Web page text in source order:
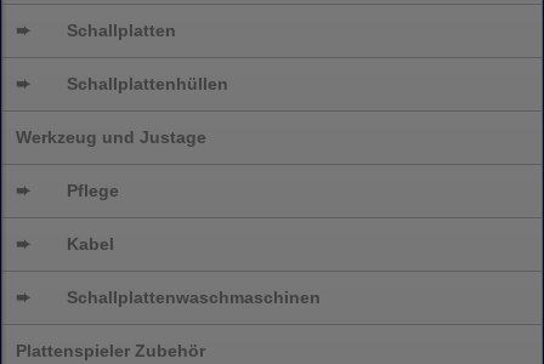
➨ Schallplatten
➨ Schallplattenhüllen
Werkzeug und Justage
➨ Pflege
➨ Kabel
➨ Schallplattenwaschmaschinen
Plattenspieler Zubehör